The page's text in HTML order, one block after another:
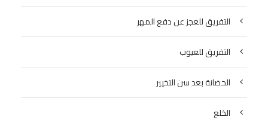
التفريق للعجز عن دفع المهر
التفريق للعيوب
الحضانة بعد سن التخيير
الخلع